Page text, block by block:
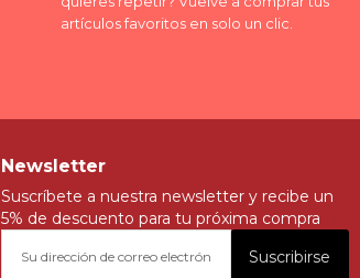
artículos favoritos en solo un clic.
Newsletter
Suscríbete a nuestra newsletter y recibe un
5% de descuento para tu próxima compra
Suscribirse